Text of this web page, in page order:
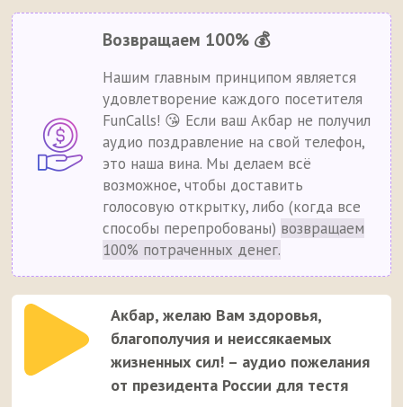
Возвращаем 100% 💰
Нашим главным принципом является
удовлетворение каждого посетителя
FunCalls! 😘 Если ваш Акбар не получил
аудио поздравление на свой телефон,
это наша вина. Мы делаем всё
возможное, чтобы доставить
голосовую открытку, либо (когда все
способы перепробованы) возвращаем
100% потраченных денег.
Акбар, желаю Вам здоровья,
благополучия и неиссякаемых
жизненных сил! – аудио пожелания
от президента России для тестя